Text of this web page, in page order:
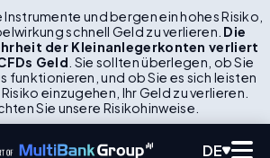
und bergen ein hohes Risiko,
schnell Geld zu verlieren. Die
der Kleinanlegerkonten verliert
Geld . Sie sollten überlegen, ob Sie
funktionieren, und ob Sie es sich leisten
einzugehen, Ihr Geld zu verlieren.
Sie unsere Risikohinweise.
DE